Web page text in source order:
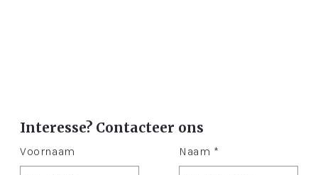
Interesse? Contacteer ons
Voornaam Naam *